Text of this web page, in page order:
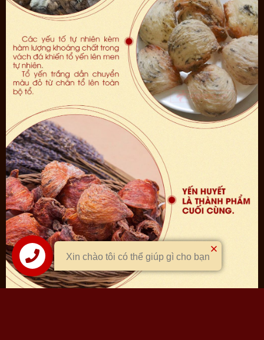
Liên hệ
Xin chào tôi có thể giúp gì cho bạn